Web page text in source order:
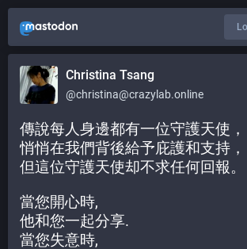
Christina Tsang
@christina@crazylab.online
傳說每人身邊都有一位守護天使，
悄悄在我們背後給予庇護和支持，
但這位守護天使却不求任何回報。
當您開心時,
他和您一起分享.
當您失意時,